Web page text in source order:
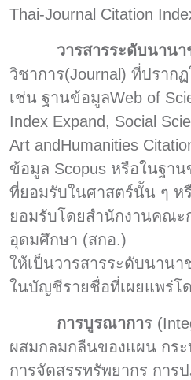
Thai-Journal Citation
วารสารระดับนาน
วิชาการ(Journal) ที่ปราก
เช่น ฐานข้อมูลWeb of
Index Expand, Social
Art andHumanities
ข้อมูล Scopus หรือในฐา
ที่ยอมรับในศาสตร์นั้น ๆ ห
ยอมรับโดยสำนักงานคณะ
อุดมศึกษา (สกอ.)
ให้เป็นวารสารระดับนาน
ในบัญชีรายชื่อที่เผยแพร่โ
การบูรณาการ
ผสมกลมกลืนของแผน กร
การจัดสรรทรัพยากร การ